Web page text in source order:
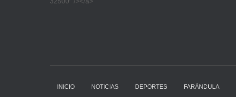
INICIO NOTICIAS DEPORTES FARÁNDULA